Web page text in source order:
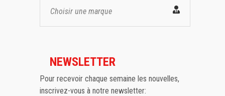
Choisir une marque
NEWSLETTER
Pour recevoir chaque semaine les nouvelles,
inscrivez-vous à notre newsletter: